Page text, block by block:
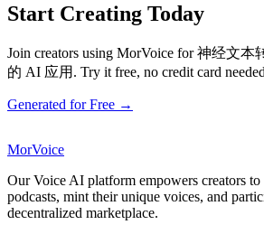
Start Creating Today
Join creators using MorVoice for 神经文
的 AI 应用. Try it free, no credit card
Generated for Free →
MorVoice
Our Voice AI platform empowers creators
podcasts, mint their unique voices, and
decentralized marketplace.